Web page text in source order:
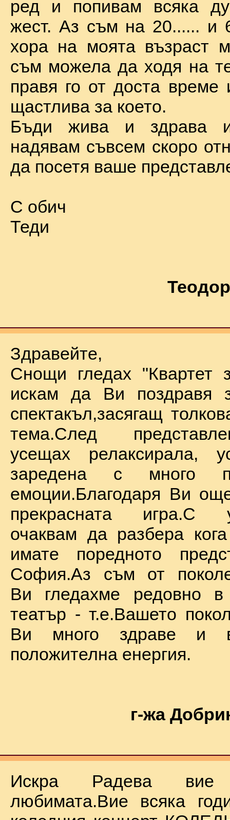
ред и попивам всяка
жест. Аз съм на 20...... и
хора на моята възраст
съм можела да ходя на
правя го от доста време
щастлива за което.
Бъди жива и здрава
надявам съвсем скоро
да посетя ваше
С обич
Теди
Здравейте,
Снощи гледах "Квартет
искам да Ви поздравя
спектакъл,засягащ
тема.След
усещах релаксирала,
заредена с много
емоции.Благодаря Ви
прекрасната игра.С
очаквам да разбера
имате поредното
София.Аз съм от
Ви гледахме редовно
театър - т.е.Вашето
Ви много здраве и
положителна енергия.
г-жа
Искра Радева
любимата.Вие всяка